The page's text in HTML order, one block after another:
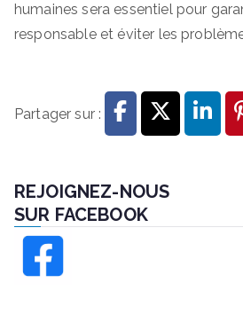
humaines sera essentiel pour
responsable et éviter les
Partager sur :
REJOIGNEZ-NOUS
SUR FACEBOOK